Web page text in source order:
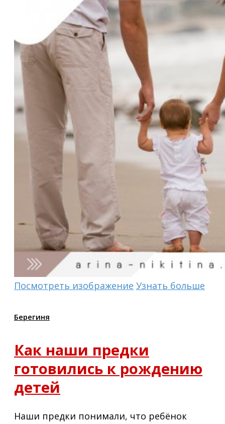
Посмотреть изображение Узнать больше
Берегиня
Как наши предки
готовились к рождению
детей
Наши предки понимали, что ребёнок